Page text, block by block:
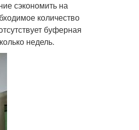
сэкономить на
количество
буферная
недель.